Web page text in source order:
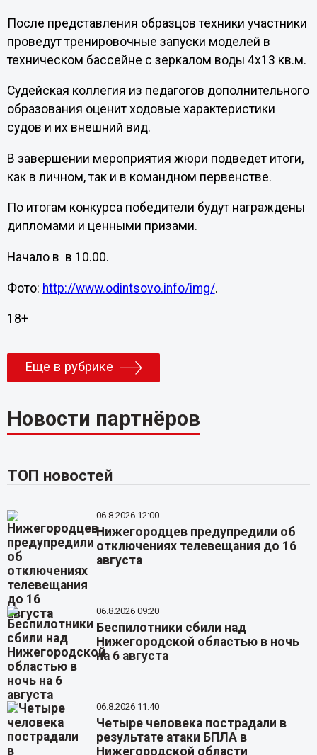
После представления образцов техники участники
проведут тренировочные запуски моделей в
техническом бассейне с зеркалом воды 4х13 кв.м.
Судейская коллегия из педагогов дополнительного
образования оценит ходовые характеристики
судов и их внешний вид.
В завершении мероприятия жюри подведет итоги,
как в личном, так и в командном первенстве.
По итогам конкурса победители будут награждены
дипломами и ценными призами.
Начало в в 10.00.
Фото: http://www.odintsovo.info/img/.
18+
Еще в рубрике
Новости партнёров
ТОП новостей
06.8.2026 12:00
Нижегородцев предупредили об
отключениях телевещания до 16
августа
06.8.2026 09:20
Беспилотники сбили над
Нижегородской областью в ночь
на 6 августа
06.8.2026 11:40
Четыре человека пострадали в
результате атаки БПЛА в
Нижегородской области